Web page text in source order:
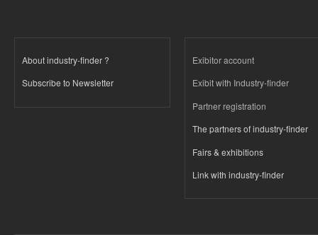
About industry-finder ?
Subscribe to Newsletter
Exibitor account
Exibit with Industry-finder
Partner registration
The partners of industry-finder
Fairs & exhibitions
Link with industry-finder